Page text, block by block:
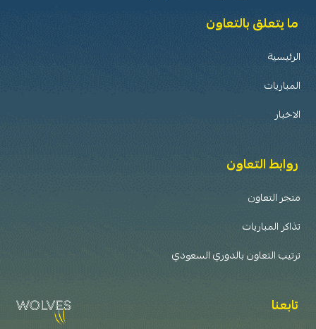
ما يتعلق بالتعاون
الرئيسية
المباريات
الاخبار
روابط التعاون
متجر التعاون
تذاكر المباريات
ترتيب التعاون بالدوري السعودي
تابعنا